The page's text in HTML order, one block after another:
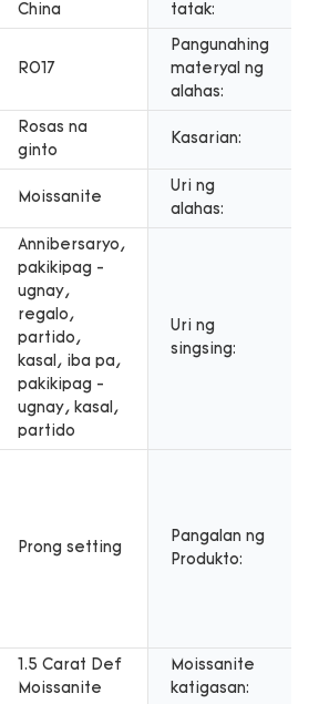
China
tatak:
R017
Pangunahing
materyal ng
alahas:
Rosas na
ginto
Kasarian:
Moissanite
Uri ng
alahas:
Annibersaryo,
pakikipag -
ugnay,
regalo,
partido,
kasal, iba pa,
pakikipag -
ugnay, kasal,
partido
Uri ng
singsing:
Prong setting
Pangalan ng
Produkto:
1.5 Carat Def
Moissanite
Moissanite
katigasan: